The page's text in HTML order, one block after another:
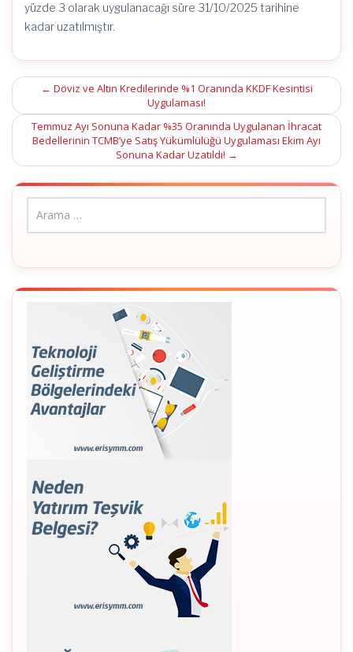
yüzde 3 olarak uygulanacağı süre 31/10/2025 tarihine
kadar uzatılmıştır.
Post
navigation
← Döviz ve Altın Kredilerinde %1 Oranında KKDF Kesintisi
Uygulaması!
Temmuz Ayı Sonuna Kadar %35 Oranında Uygulanan İhracat
Bedellerinin TCMB’ye Satış Yükümlülüğü Uygulaması Ekim Ayı
Sonuna Kadar Uzatıldı! →